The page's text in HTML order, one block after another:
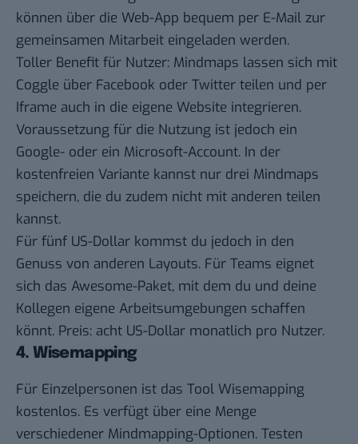
können über die Web-App bequem per E-Mail zur
gemeinsamen Mitarbeit eingeladen werden.
Toller Benefit für Nutzer: Mindmaps lassen sich mit
Coggle über Facebook oder Twitter teilen und per
Iframe auch in die eigene Website integrieren.
Voraussetzung für die Nutzung ist jedoch ein
Google- oder ein Microsoft-Account. In der
kostenfreien Variante kannst nur drei Mindmaps
speichern, die du zudem nicht mit anderen teilen
kannst.
Für fünf US-Dollar kommst du jedoch in den
Genuss von anderen Layouts. Für Teams eignet
sich das Awesome-Paket, mit dem du und deine
Kollegen eigene Arbeitsumgebungen schaffen
könnt. Preis: acht US-Dollar monatlich pro Nutzer.
4. Wisemapping
Für Einzelpersonen ist das Tool Wisemapping
kostenlos. Es verfügt über eine Menge
verschiedener Mindmapping-Optionen. Testen